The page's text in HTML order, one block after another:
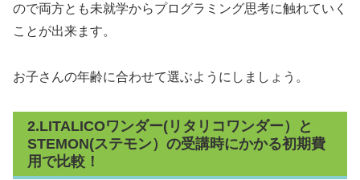
ので両方とも未就学からプログラミング思考に触れていく
ことが出来ます。
お子さんの年齢に合わせて選ぶようにしましょう。
2.LITALICOワンダー(リタリコワンダー）と
STEMON(ステモン）の受講時にかかる初期費
用で比較！